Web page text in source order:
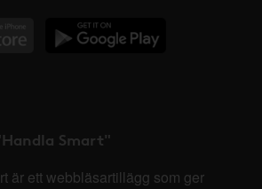
Smart"
är ett webbläsartillägg som ger